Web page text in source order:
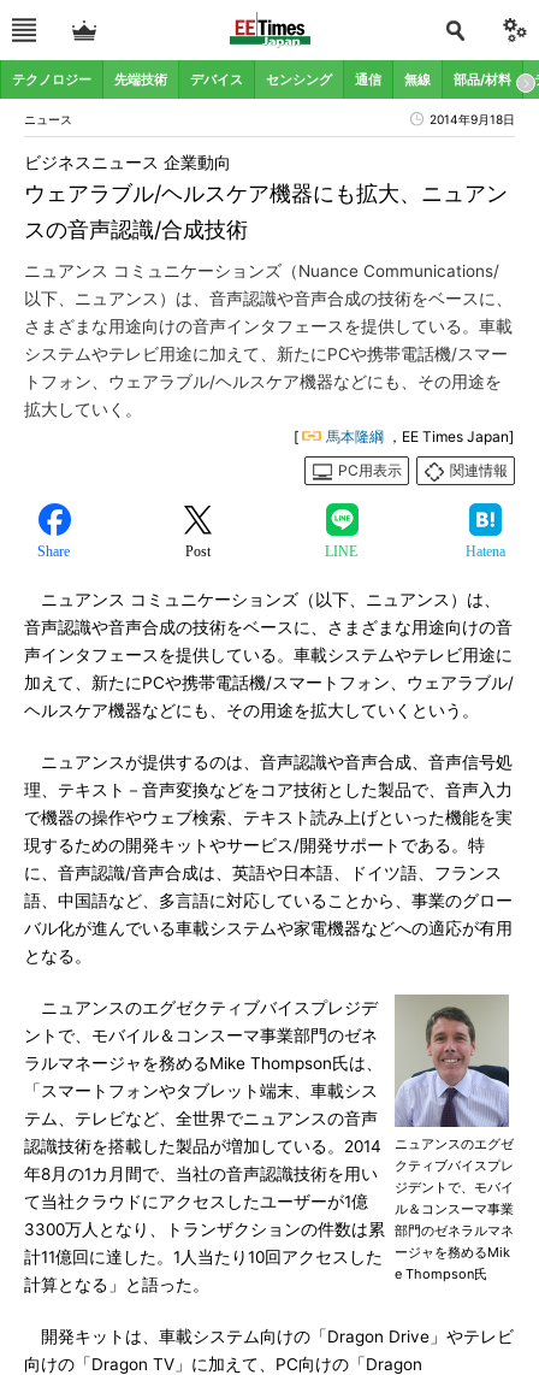
テクノロジー 先端技術 デバイス センシング 通信 無線 部品/材料
ニュース 2014年9月18日
ウェアラブル/ヘルスケア機器にも拡大、ニュアン
スの音声認識/合成技術
ビジネスニュース 企業動向
ニュアンス コミュニケーションズ（Nuance Communications/
以下、ニュアンス）は、音声認識や音声合成の技術をベースに、
さまざまな用途向けの音声インタフェースを提供している。車載
システムやテレビ用途に加えて、新たにPCや携帯電話機/スマー
トフォン、ウェアラブル/ヘルスケア機器などにも、その用途を
拡大していく。
[ 馬本隆綱 ，EE Times Japan]
PC用表示
関連情報
Share Post LINE Hatena
ニュアンス コミュニケーションズ（以下、ニュアンス）は、
音声認識や音声合成の技術をベースに、さまざまな用途向けの音
声インタフェースを提供している。車載システムやテレビ用途に
加えて、新たにPCや携帯電話機/スマートフォン、ウェアラブル/
ヘルスケア機器などにも、その用途を拡大していくという。
ニュアンスが提供するのは、音声認識や音声合成、音声信号処
理、テキスト－音声変換などをコア技術とした製品で、音声入力
で機器の操作やウェブ検索、テキスト読み上げといった機能を実
現するための開発キットやサービス/開発サポートである。特
に、音声認識/音声合成は、英語や日本語、ドイツ語、フランス
語、中国語など、多言語に対応していることから、事業のグロー
バル化が進んでいる車載システムや家電機器などへの適応が有用
となる。
ニュアンスのエグゼ
クティブバイスプレ
ジデントで、モバイ
ル＆コンスーマ事業
部門のゼネラルマネ
ージャを務めるMik
e Thompson氏
ニュアンスのエグゼクティブバイスプレジデ
ントで、モバイル＆コンスーマ事業部門のゼネ
ラルマネージャを務めるMike Thompson氏は、
「スマートフォンやタブレット端末、車載シス
テム、テレビなど、全世界でニュアンスの音声
認識技術を搭載した製品が増加している。2014
年8月の1カ月間で、当社の音声認識技術を用い
て当社クラウドにアクセスしたユーザーが1億
3300万人となり、トランザクションの件数は累
計11億回に達した。1人当たり10回アクセスした
計算となる」と語った。
開発キットは、車載システム向けの「Dragon Drive」やテレビ
向けの「Dragon TV」に加えて、PC向けの「Dragon